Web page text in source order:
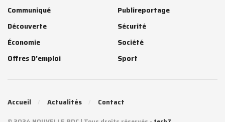
Communiqué
Découverte
Économie
Offres D'emploi
Publireportage
Sécurité
Société
Sport
Accueil Actualités Contact